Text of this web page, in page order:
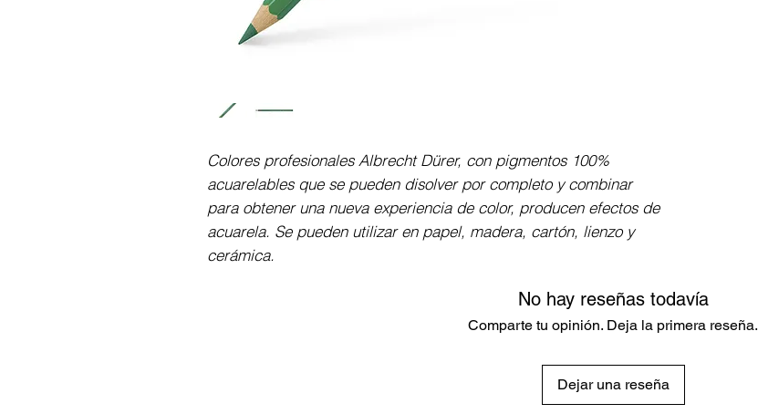
Colores profesionales Albrecht Dürer, con pigmentos 100%
acuarelables que se pueden disolver por completo y combinar
para obtener una nueva experiencia de color, producen efectos de
acuarela. Se pueden utilizar en papel, madera, cartón, lienzo y
cerámica.
No hay reseñas todavía
Comparte tu opinión. Deja la primera reseña.
Dejar una reseña